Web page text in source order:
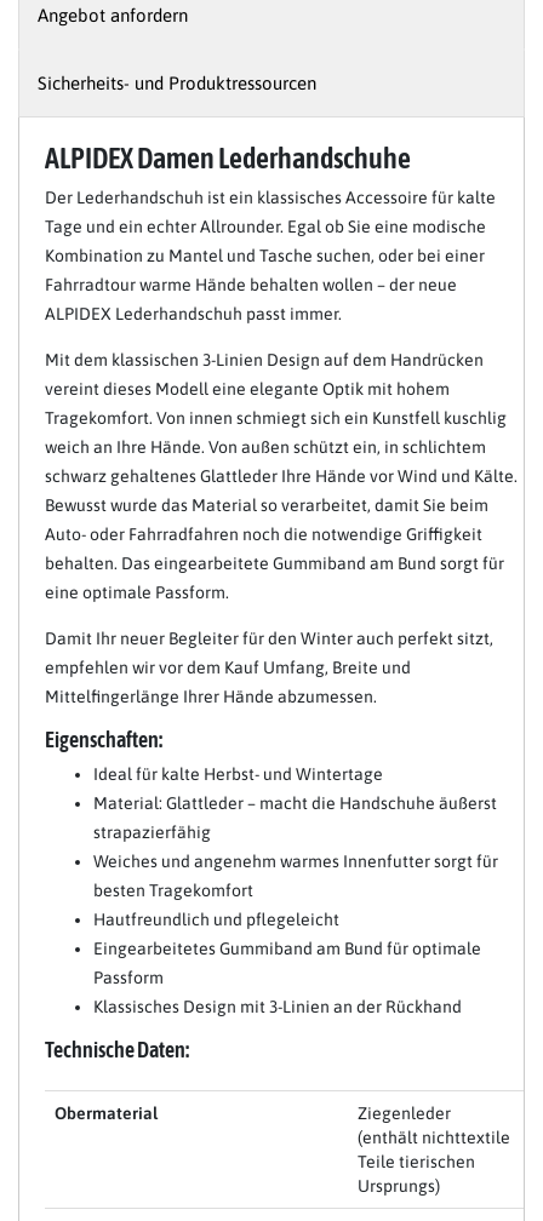
Angebot anfordern
Sicherheits- und Produktressourcen
ALPIDEX Damen Lederhandschuhe
Der Lederhandschuh ist ein klassisches Accessoire für kalte
Tage und ein echter Allrounder. Egal ob Sie eine modische
Kombination zu Mantel und Tasche suchen, oder bei einer
Fahrradtour warme Hände behalten wollen – der neue
ALPIDEX Lederhandschuh passt immer.
Mit dem klassischen 3-Linien Design auf dem Handrücken
vereint dieses Modell eine elegante Optik mit hohem
Tragekomfort. Von innen schmiegt sich ein Kunstfell kuschlig
weich an Ihre Hände. Von außen schützt ein, in schlichtem
schwarz gehaltenes Glattleder Ihre Hände vor Wind und Kälte.
Bewusst wurde das Material so verarbeitet, damit Sie beim
Auto- oder Fahrradfahren noch die notwendige Griffigkeit
behalten. Das eingearbeitete Gummiband am Bund sorgt für
eine optimale Passform.
Damit Ihr neuer Begleiter für den Winter auch perfekt sitzt,
empfehlen wir vor dem Kauf Umfang, Breite und
Mittelfingerlänge Ihrer Hände abzumessen.
Eigenschaften:
Ideal für kalte Herbst- und Wintertage
Material: Glattleder – macht die Handschuhe äußerst
strapazierfähig
Weiches und angenehm warmes Innenfutter sorgt für
besten Tragekomfort
Hautfreundlich und pflegeleicht
Eingearbeitetes Gummiband am Bund für optimale
Passform
Klassisches Design mit 3-Linien an der Rückhand
Technische Daten:
Obermaterial
Ziegenleder
(enthält nichttextile
Teile tierischen
Ursprungs)